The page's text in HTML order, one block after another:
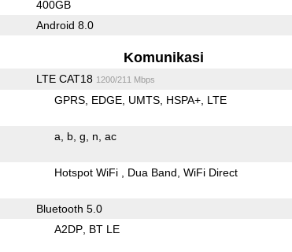
400GB
Android 8.0
Komunikasi
LTE CAT18 1200/211 Mbps
GPRS EDGE UMTS HSPA+ LTE
a b g n ac
Hotspot WiFi Dua Band WiFi Direct
Bluetooth 5.0
A2DP BT LE